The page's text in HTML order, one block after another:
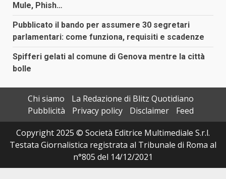
Mule, Phish…
Pubblicato il bando per assumere 30 segretari
parlamentari: come funziona, requisiti e scadenze
Spifferi gelati al comune di Genova mentre la città
bolle
Chi siamo
La Redazione di Blitz Quotidiano
Pubblicità
Privacy policy Disclaimer
Feed
Copyright 2025 © Società Editrice Multimediale S.r.l.
Testata Giornalistica registrata al Tribunale di Roma al
n°805 del 14/12/2021